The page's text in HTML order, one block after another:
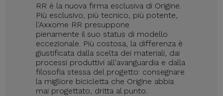
RR è la nuova firma esclusiva di Origine.
Più esclusivo, più tecnico, più potente,
l'Axxome RR presuppone
pienamente il suo status di modello
eccezionale. Più costosa, la differenza è
giustificata dalla scelta dei materiali, dai
processi produttivi all'avanguardia e dalla
filosofia stessa del progetto: consegnare
la migliore bicicletta che Origine abbia
mai progettato, dritta al punto.